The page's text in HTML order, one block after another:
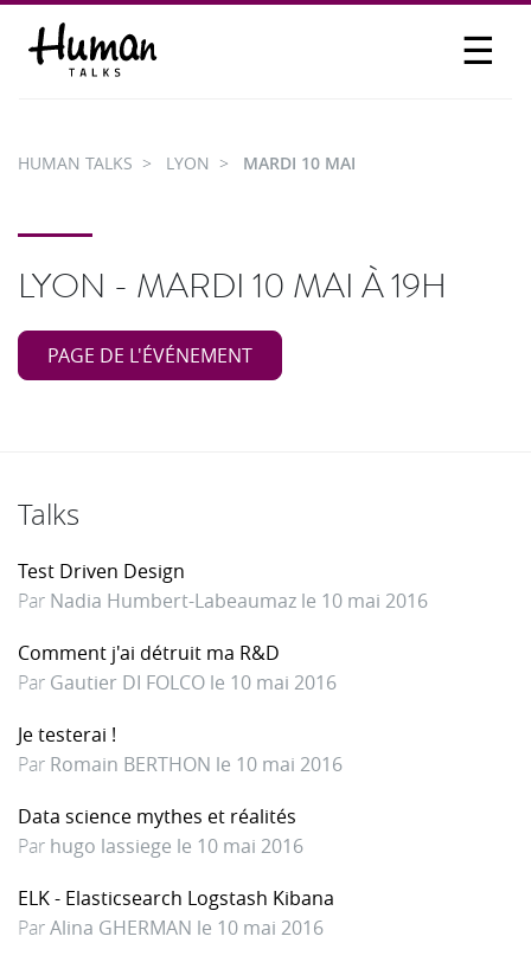
☰
PARTICIPER
HUMAN TALKS LYON MARDI 10 MAI
LYON - MARDI 10 MAI À 19H
PAGE DE L'ÉVÉNEMENT
Talks
Test Driven Design
Par Nadia Humbert-Labeaumaz le 10 mai 2016
Comment j'ai détruit ma R&D
Par Gautier DI FOLCO le 10 mai 2016
Je testerai !
Par Romain BERTHON le 10 mai 2016
Data science mythes et réalités
Par hugo lassiege le 10 mai 2016
ELK - Elasticsearch Logstash Kibana
ParAlina GHERMAN le 10 mai 2016